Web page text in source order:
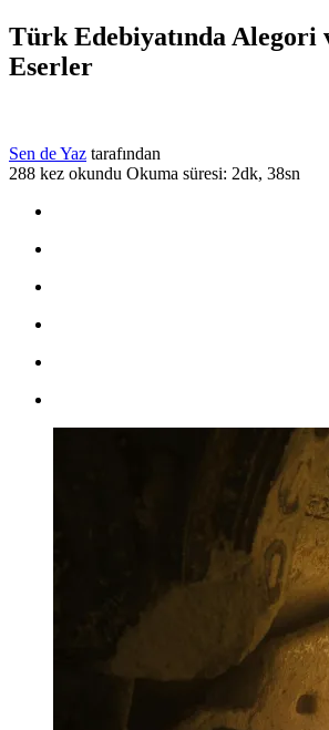
Türk Edebiyatında Alegori
Eserler
Sen de Yaz tarafından
288 kez okundu Okuma süresi: 2dk, 38sn